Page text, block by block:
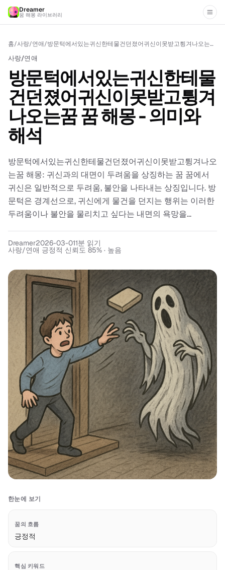
Dreamer
꿈 해몽 라이브러리
홈/사랑/연애/ 방문턱에서있는귀신한테물건던졌어귀신이못받고튕겨나오는꿈 꿈 해몽 - 의미와 해석
사랑/연애
방문턱에서있는귀신한테물
건던졌어귀신이못받고튕겨
나오는꿈 꿈 해몽 - 의미와
해석
방문턱에서있는귀신한테물건던졌어귀신이못받고튕겨나오
는꿈 해몽: 귀신과의 대면이 두려움을 상징하는 꿈 꿈에서
귀신은 일반적으로 두려움, 불안을 나타내는 상징입니다. 방
문턱은 경계선으로, 귀신에게 물건을 던지는 행위는 이러한
두려움이나 불안을 물리치고 싶다는 내면의 욕망을...
Dreamer2026-03-011분 읽기
사랑/연애 긍정적 신뢰도 85% · 높음
한눈에 보기
꿈의 흐름
긍정적
핵심 키워드